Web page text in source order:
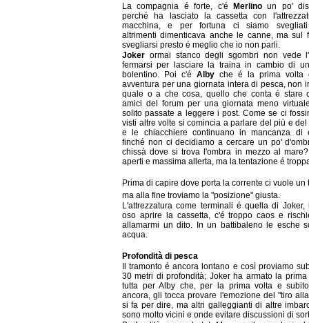
La compagnia é forte, c'é Merlinoun po'
perché ha lasciato la cassetta con
macchina, e per fortuna ci siamo
altrimenti dimenticava anche le canne, ma sul
svegliarsi presto é meglio che io non parli.
Joker ormai stanco degli sgombri non vede
fermarsi per lasciare la traina in cambio di
bolentino. Poi c'é Alby che é la prima volta
avventura per una giornata intera di pesca, non
quale o a che cosa, quello che conta é stare
amici del forum per una giornata meno
solito passate a leggere i post. Come se ci
visti altre volte si comincia a parlare del più e del
e le chiacchiere continuano in mancanza di
finché non ci decidiamo a cercare un po'
chissà dove si trova l'ombra in mezzo al
aperti e massima allerta, ma la tentazione é
Prima di capire dove porta la corrente ci vuole un
ma alla fine troviamo la "posizione" giusta.
L'attrezzatura come terminali é quella di Joker,
oso aprire la cassetta, c'é troppo caos e
allamarmi un dito. In un battibaleno le esche
acqua.
Profondità di pesca
Il tramonto é ancora lontano e così proviamo
30 metri di profondità; Joker ha armato la prima
tutta per Alby che, per la prima volta e
ancora, gli tocca provare l'emozione del "tiro
si fa per dire, ma altri galleggianti di altre
sono molto vicini e onde evitare discussioni di